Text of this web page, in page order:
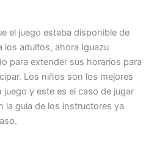
el juego estaba disponible de
los adultos, ahora Iguazu
para extender sus horarios para
Los niños son los mejores
y este es el caso de jugar
la guia de los instructores ya